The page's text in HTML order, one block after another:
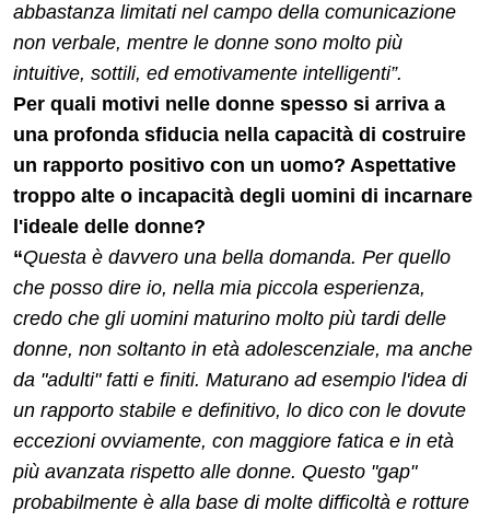
abbastanza limitati nel campo della comunicazione
non verbale, mentre le donne sono molto più
intuitive, sottili, ed emotivamente intelligenti”.
Per quali motivi nelle donne spesso si arriva a
una profonda sfiducia nella capacità di costruire
un rapporto positivo con un uomo? Aspettative
troppo alte o incapacità degli uomini di incarnare
l'ideale delle donne?
“Questa è davvero una bella domanda. Per quello
che posso dire io, nella mia piccola esperienza,
credo che gli uomini maturino molto più tardi delle
donne, non soltanto in età adolescenziale, ma anche
da "adulti" fatti e finiti. Maturano ad esempio l'idea di
un rapporto stabile e definitivo, lo dico con le dovute
eccezioni ovviamente, con maggiore fatica e in età
più avanzata rispetto alle donne. Questo "gap"
probabilmente è alla base di molte difficoltà e rotture